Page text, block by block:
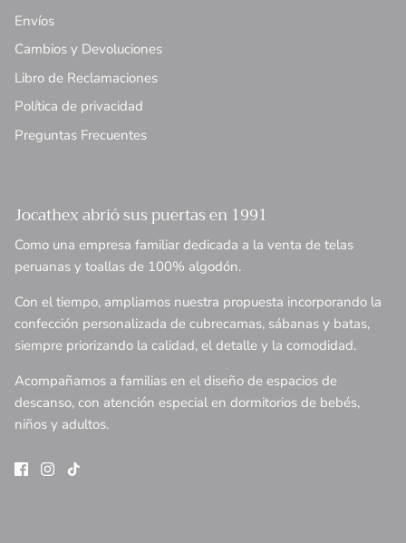
Envíos
Cambios y Devoluciones
Libro de Reclamaciones
Política de privacidad
Preguntas Frecuentes
Jocathex abrió sus puertas en 1991
Como una empresa familiar dedicada a la venta de telas
peruanas y toallas de 100% algodón.
Con el tiempo, ampliamos nuestra propuesta incorporando la
confección personalizada de cubrecamas, sábanas y batas,
siempre priorizando la calidad, el detalle y la comodidad.
Acompañamos a familias en el diseño de espacios de
descanso, con atención especial en dormitorios de bebés,
niños y adultos.